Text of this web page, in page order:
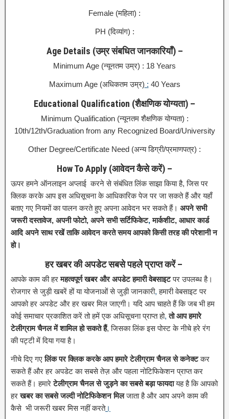
Female (महिला) :
PH (दिव्यांग) :
Age Details (उम्र संबधित जानकारियाँ) –
Minimum Age (न्यूनतम उम्र) : 18 Years
Maximum Age (अधिकतम उम्र) : 40 Years
Educational Qualification (शैक्षणिक योग्यता) –
Minimum Qualification (न्यूनतम शैक्षणिक योग्यता) :
10th/12th/Graduation from any Recognized Board/University
Other Degree/Certificate Need (अन्य डिग्री/प्रमाणपत्र) :
How To Apply (आवेदन कैसे करें) –
ऊपर हमने ऑनलाइन अप्लाई करने से संबंधित लिंक साझा किया है, जिस पर
क्लिक करके आप इस अधिसूचना के आधिकारिक पेज पर जा सकते हैं और यहाँ
बताए गए नियमों का पालन करते हुए अपना आवेदन भर सकते हैं। अपने सभी
जरूरी दस्तावेज, अपनी फोटो, अपने सभी सर्टिफिकेट,मार्कशीट, आधार कार्ड
आदि अपने साथ रखें ताकि आवेदन करते समय आपको किसी तरह की परेशानी न
हो।
हर खबर की अपडेट सबसे पहले प्राप्त करें –
आपके काम की हरमहत्वपूर्ण खबर और अपडेट हमारी वेबसाइटपर उपलब्ध है।
रोजगार से जुड़ी खबरें हों या योजनाओं से जुड़ी जानकारी, हमारी वेबसाइट पर
आपको हर अपडेट और हर खबर मिल जाएगी। यदि आप चाहते हैं कि जब भी हम
कोई समाचार प्रकाशित करें तो हमें एक अधिसूचना प्राप्त हो, तो आप हमारे
टेलीग्राम चैनल में शामिल हो सकते हैं, जिसका लिंक इस पोस्ट के नीचे हरे रंग
की पट्टी में दिया गया है।
नीचे दिए गएलिंक पर क्लिक करके आप हमारे टेलीग्राम चैनल से कनेक्टकर
सकते हैं और हर अपडेट का सबसे तेज़ और पहला नोटिफिकेशन प्राप्त कर
सकते हैं। हमारेटेलीग्राम चैनल से जुड़ने का सबसे बड़ा फायदायह है कि आपको
हरखबर का सबसे जल्दी नोटिफिकेशन मिलजाता है और आप अपने काम की
कैसे भी जरूरी खबर मिस नहीं करते।